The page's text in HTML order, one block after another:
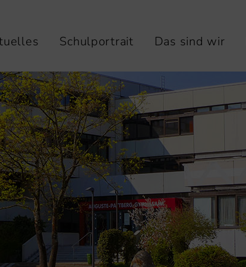
Schulportrait Das sind wir